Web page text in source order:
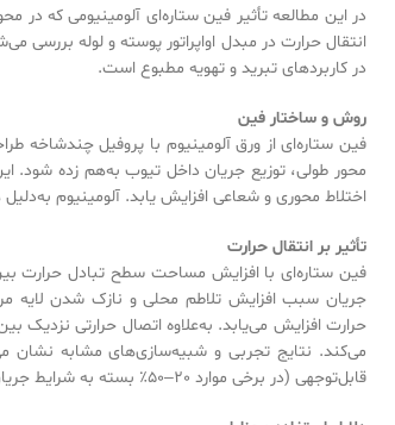
انتقال حرارت در مبدل اواپراتور پوسته و لوله بررسی
در کاربردهای تبرید و تهویه مطبوع است.
روش و ساختار فین
محور طولی، توزیع جریان داخل تیوب به‌هم زده شود.
اختلاط محوری و شعاعی افزایش یابد. آلومینیوم
تأثیر بر انتقال حرارت
فین ستاره‌ای با افزایش مساحت سطح تبادل حرارت
جریان سبب افزایش تلاطم محلی و نازک شدن لایه
حرارت افزایش می‌یابد. به‌علاوه اتصال حرارتی نزدیک
می‌کند. نتایج تجربی و شبیه‌سازی‌های مشابه نشان
قابل‌توجهی (در برخی موارد 20–50٪ بسته به شرایط جریان و طراحی) افزایش دهد.